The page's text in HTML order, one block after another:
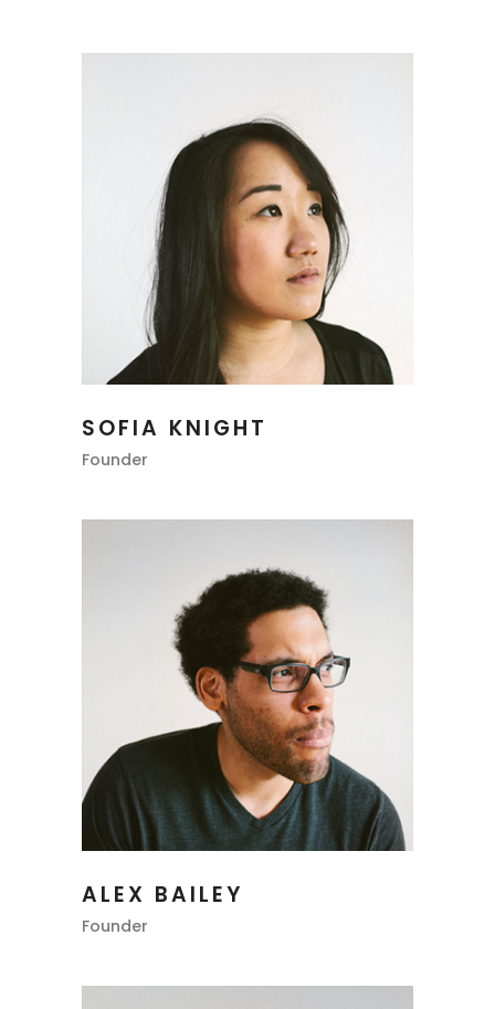
SOFIA KNIGHT
Founder
ALEX BAILEY
Founder